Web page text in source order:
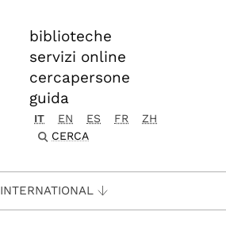
biblioteche
servizi online
cercapersone
guida
IT EN ES FR
ZH
CERCA
INTERNATIONAL